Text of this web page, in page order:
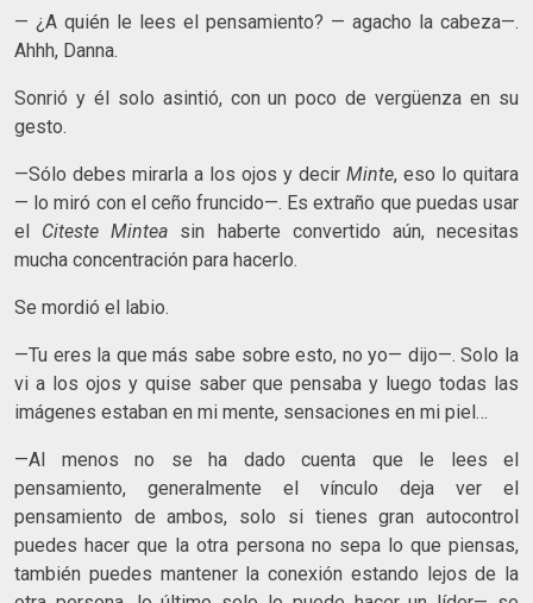
— ¿A quién le lees el pensamiento? — agacho la cabeza—.
Ahhh, Danna.
Sonrió y él solo asintió, con un poco de vergüenza en su
gesto.
—Sólo debes mirarla a los ojos y decir Minte, eso lo quitara
— lo miró con el ceño fruncido—. Es extraño que puedas usar
el Citeste Mintea sin haberte convertido aún, necesitas
mucha concentración para hacerlo.
Se mordió el labio.
—Tu eres la que más sabe sobre esto, no yo— dijo—. Solo la
vi a los ojos y quise saber que pensaba y luego todas las
imágenes estaban en mi mente, sensaciones en mi piel…
—Al menos no se ha dado cuenta que le lees el
pensamiento, generalmente el vínculo deja ver el
pensamiento de ambos, solo si tienes gran autocontrol
puedes hacer que la otra persona no sepa lo que piensas,
también puedes mantener la conexión estando lejos de la